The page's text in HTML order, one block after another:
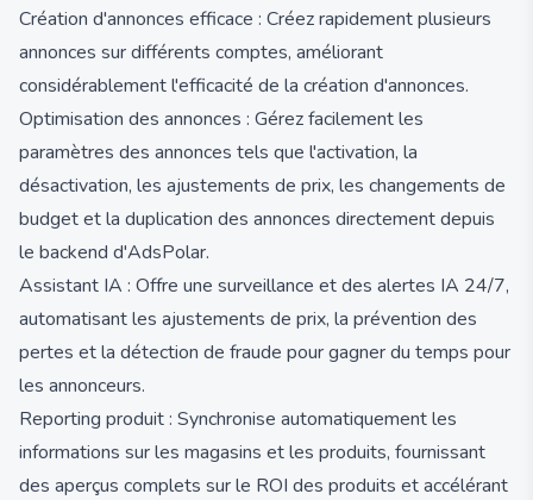
Création d'annonces efficace : Créez rapidement plusieurs
annonces sur différents comptes, améliorant
considérablement l'efficacité de la création d'annonces.
Optimisation des annonces : Gérez facilement les
paramètres des annonces tels que l'activation, la
désactivation, les ajustements de prix, les changements de
budget et la duplication des annonces directement depuis
le backend d'AdsPolar.
Assistant IA : Offre une surveillance et des alertes IA 24/7,
automatisant les ajustements de prix, la prévention des
pertes et la détection de fraude pour gagner du temps pour
les annonceurs.
Reporting produit : Synchronise automatiquement les
informations sur les magasins et les produits, fournissant
des aperçus complets sur le ROI des produits et accélérant